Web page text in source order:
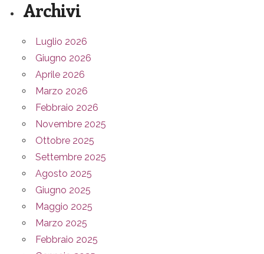
Archivi
Luglio 2026
Giugno 2026
Aprile 2026
Marzo 2026
Febbraio 2026
Novembre 2025
Ottobre 2025
Settembre 2025
Agosto 2025
Giugno 2025
Maggio 2025
Marzo 2025
Febbraio 2025